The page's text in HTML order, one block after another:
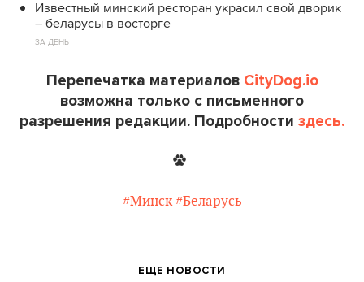
Известный минский ресторан украсил свой дворик
– беларусы в восторге
ЗА ДЕНЬ
Перепечатка материалов CityDog.io
возможна только с письменного
разрешения редакции. Подробности здесь.
#Минск #Беларусь
ЕЩЕ НОВОСТИ